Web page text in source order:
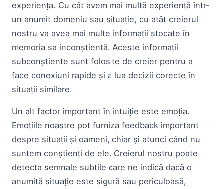
experiența. Cu cât avem mai multă experiență într-
un anumit domeniu sau situație, cu atât creierul
nostru va avea mai multe informații stocate în
memoria sa inconștientă. Aceste informații
subconștiente sunt folosite de creier pentru a
face conexiuni rapide și a lua decizii corecte în
situații similare.
Un alt factor important în intuiție este emoția.
Emoțiile noastre pot furniza feedback important
despre situații și oameni, chiar și atunci când nu
suntem conștienți de ele. Creierul nostru poate
detecta semnale subtile care ne indică dacă o
anumită situație este sigură sau periculoasă,